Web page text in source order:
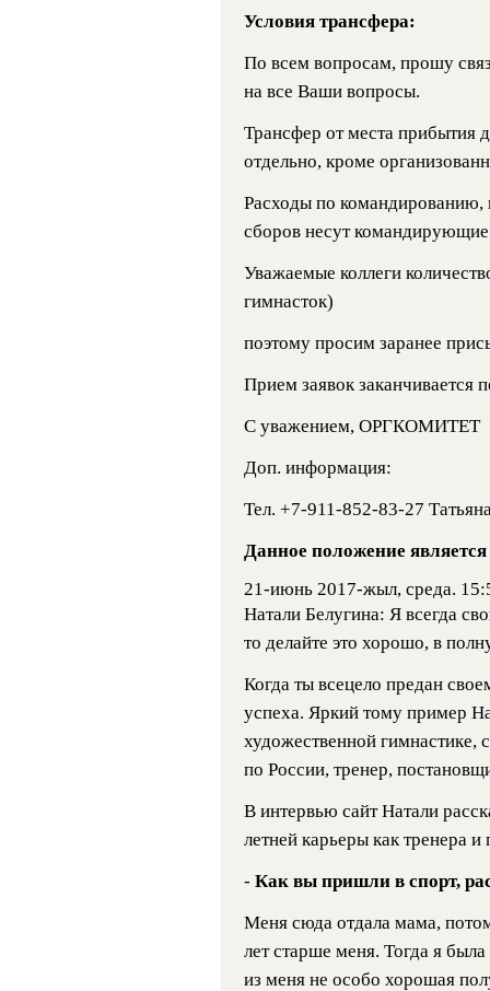
Условия трансфера:
По всем вопросам, прошу
на все Ваши вопросы.
Трансфер от места прибытия
отдельно, кроме
Расходы по
сборов несут командирующие
Уважаемые коллеги
гимнасток)
поэтому просим заранее
Прием заявок заканчивается
С уважением, ОРГКОМИТЕТ
Доп. информация:
Тел. +7-911-852-83-27
Данное положение
21-июнь 2017-жыл, среда.
Натали Белугина: Я всегда
то делайте это хорошо, в
Когда ты всецело предан
успеха. Яркий тому пример
художественной
по России, тренер,
В интервью сайт Натали
летней карьеры как тренера
- Как вы пришли в спорт,
Меня сюда отдала мама,
лет старше меня. Тогда я
из меня не особо хорошая